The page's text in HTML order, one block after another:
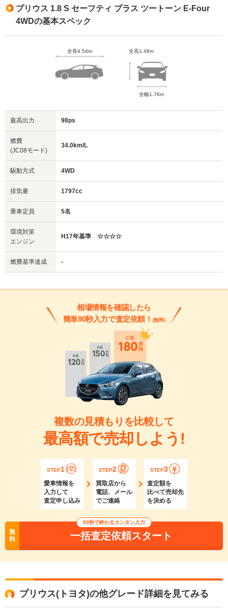
プリウス 1.8 S セーフティ プラス ツートーン E-Four
4WDの基本スペック
全長4.54m 全高1.48m
全幅1.76m
最高出力 98ps
燃費
(JC08モード)
34.0km/L
駆動方式 4WD
排気量 1797cc
乗車定員 5名
環境対策
エンジン
H17年基準 ☆☆☆☆
燃費基準達成 -
相場情報を確認したら
簡単90秒入力で査定依頼！ (無料)
複数の見積もりを比較して
最高額で売却しよう!
STEP1
愛車情報を
入力して
査定申し込み
STEP2
買取店から
電話、メール
でご連絡
STEP3
査定額を
比べて売却先
を決める
無
料
90秒で終わるカンタン入力
一括査定依頼スタート
プリウス(トヨタ)の他グレード詳細を見てみる